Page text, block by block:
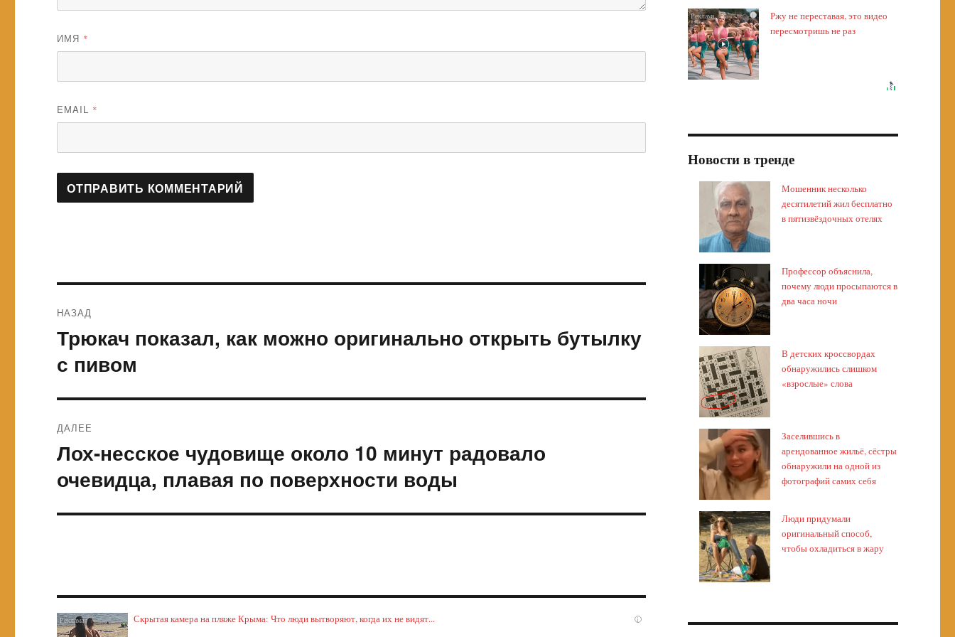
ИМЯ *
EMAIL *
по
записям
НАЗАД
Предыдущая
запись:
Трюкач показал, как можно оригинально открыть бутылку
с пивом
ДАЛЕЕ
Следующая
Лох-несское чудовище около 10 минут радовало
очевидца, плавая по поверхности воды
i
Скрытая камера на пляже Крыма: Что люди вытворяют, когда их не видят...
i
Ржу не переставая, это видео
пересмотришь не раз
Новости в тренде
Мошенник несколько
десятилетий жил бесплатно
в пятизвёздочных отелях
Профессор объяснила,
почему люди просыпаются в
два часа ночи
В детских кроссвордах
обнаружились слишком
«взрослые» слова
Заселившись в
арендованное жильё, сёстры
обнаружили на одной из
фотографий самих себя
Люди придумали
оригинальный способ,
чтобы охладиться в жару